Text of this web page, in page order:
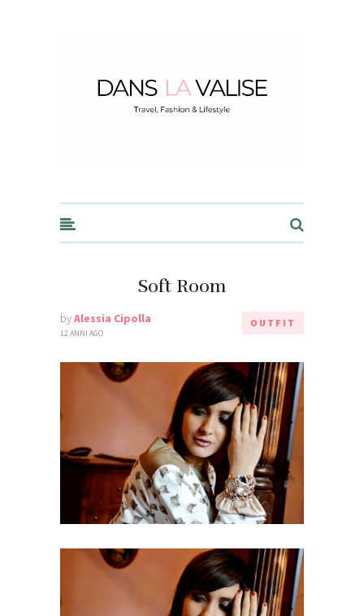
Soft Room
byAlessia Cipolla
12 ANNI AGO
OUTFIT